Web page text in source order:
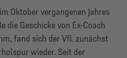
Oktober vergangenen Jahres
die Geschicke von Ex-Coach
fand sich der VfL zunächst
wieder. Seit der